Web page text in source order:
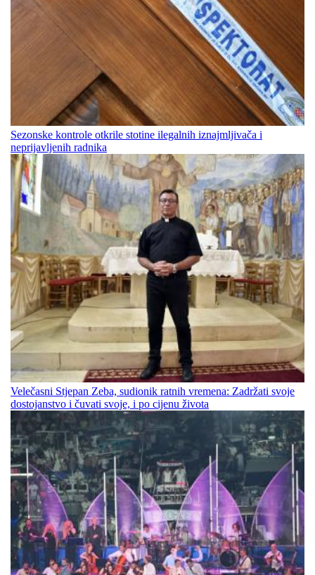
Sezonske kontrole otkrile stotine ilegalnih iznajmljivača i
neprijavljenih radnika
Velečasni Stjepan Zeba, sudionik ratnih vremena: Zadržati svoje
dostojanstvo i čuvati svoje, i po cijenu života